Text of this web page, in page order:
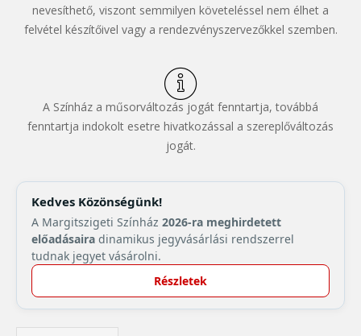
nevesíthető, viszont semmilyen követeléssel nem élhet a
felvétel készítőivel vagy a rendezvényszervezőkkel szemben.
A Színház a műsorváltozás jogát fenntartja, továbbá
fenntartja indokolt esetre hivatkozással a szereplőváltozás
jogát.
Kedves Közönségünk!
A Margitszigeti Színház 2026-ra meghirdetett
előadásaira dinamikus jegyvásárlási rendszerrel
tudnak jegyet vásárolni.
Részletek